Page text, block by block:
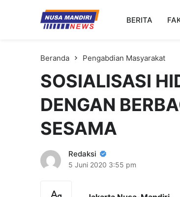
Kampus Digital Bisnis
Universitas Nusa Mandiri
BERITA
Beranda Pengabdian Masyarakat
SOSIALISASI
DENGAN
SESAMA
Redaksi
5 Juni 2020 3:55 pm